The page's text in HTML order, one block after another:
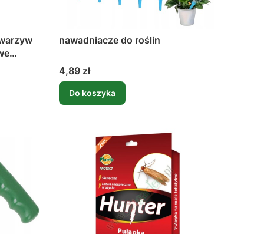
nawadniacze do roślin
Cena
4,89 zł
Do koszyka